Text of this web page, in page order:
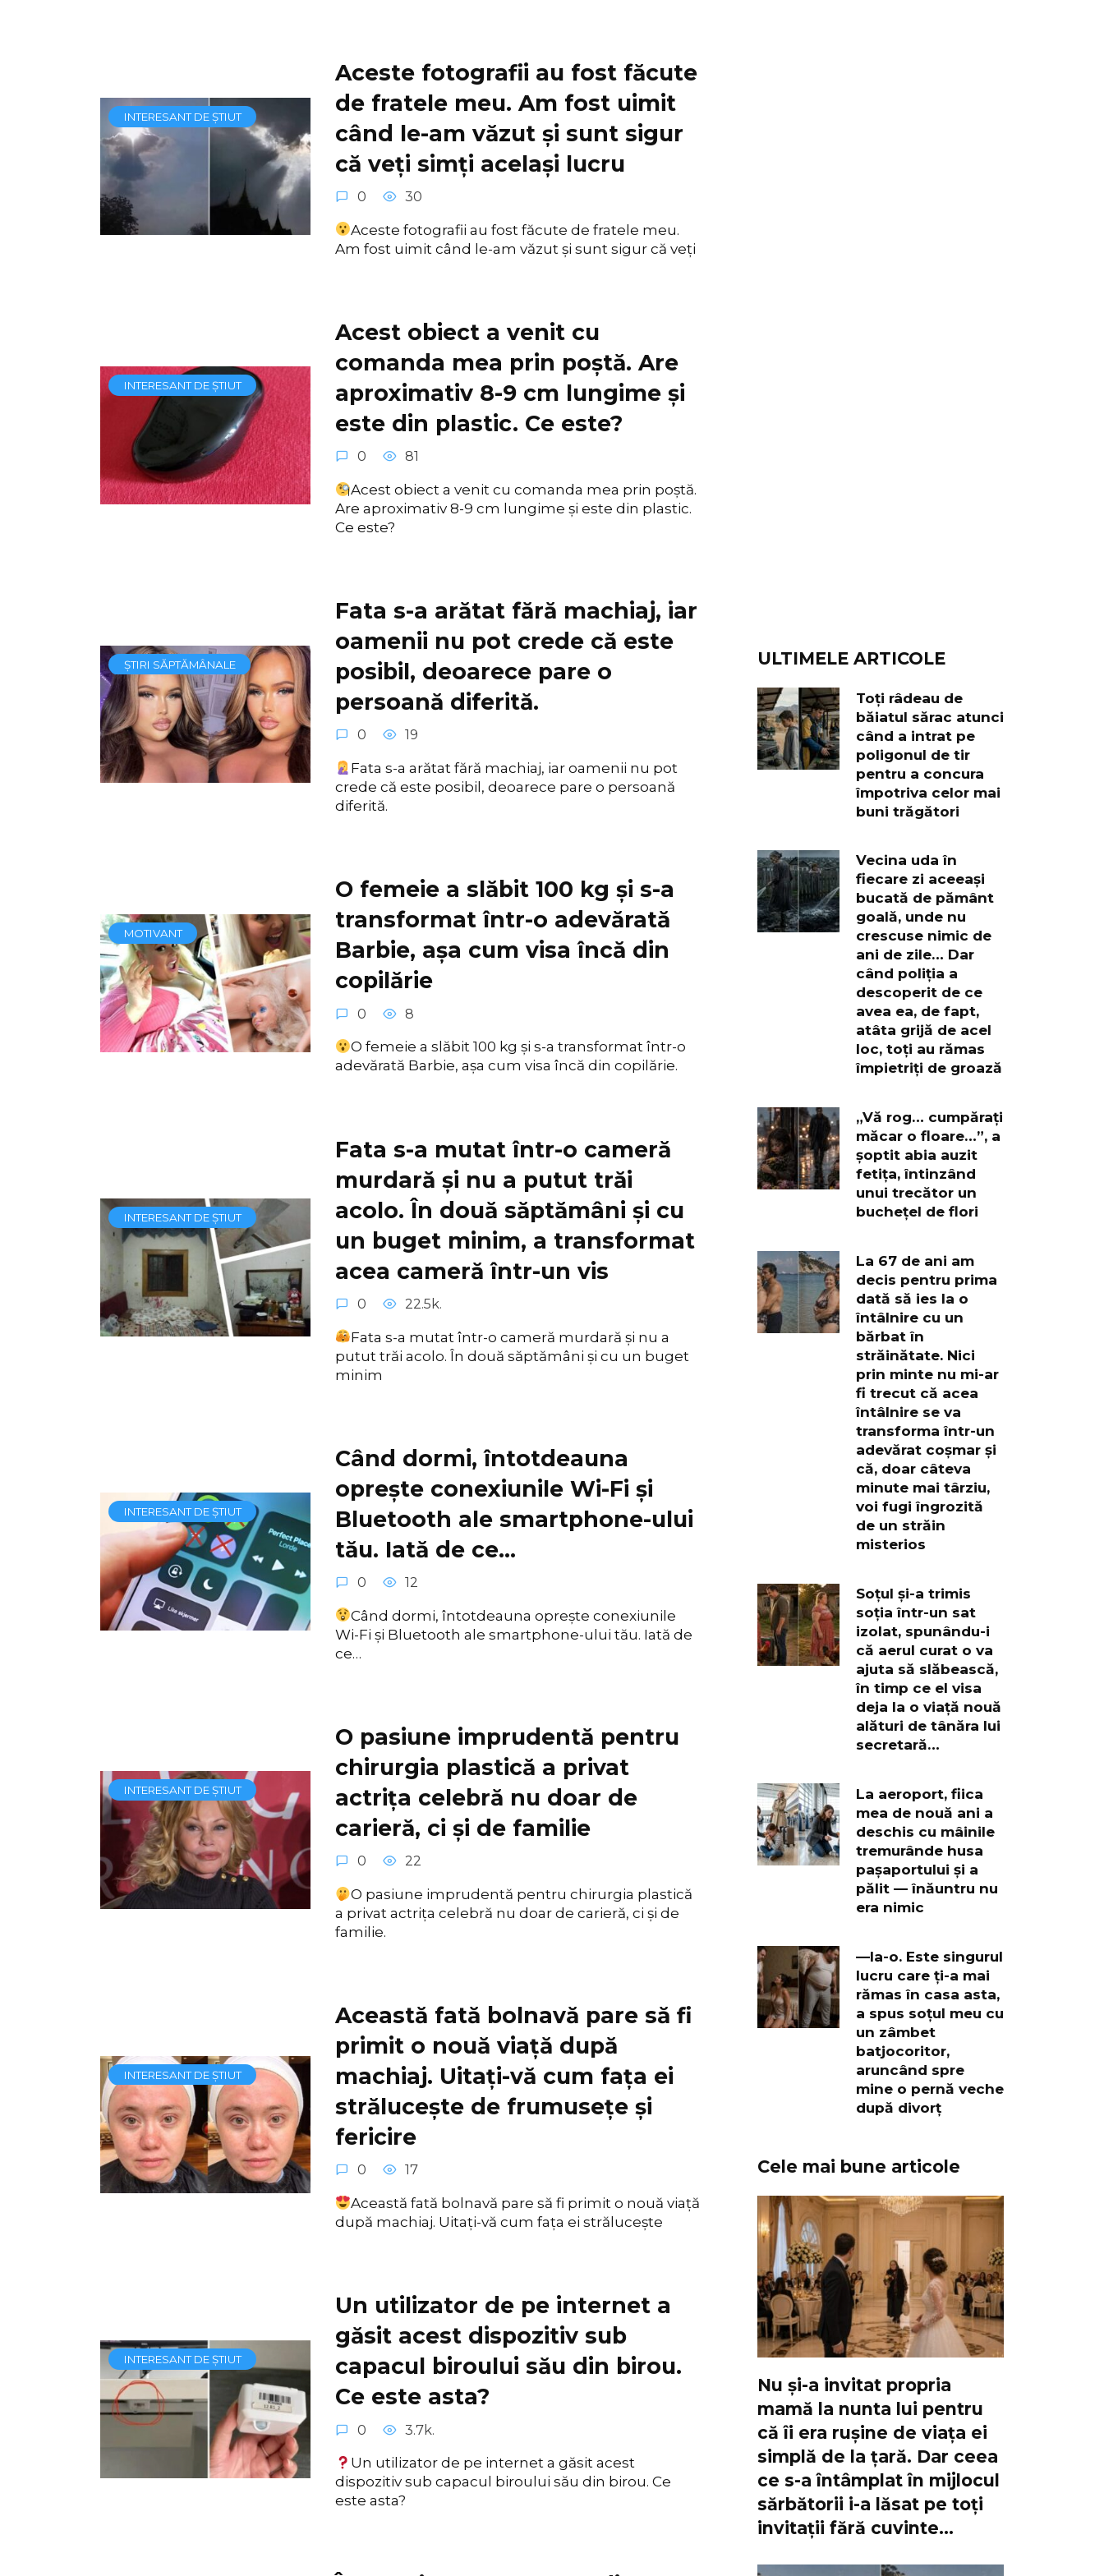
INTERESANT DE ȘTIUT
Aceste fotografii au fost făcute
de fratele meu. Am fost uimit
când le-am văzut și sunt sigur
că veți simți același lucru
0 30
Aceste fotografii au fost făcute de fratele meu.
Am fost uimit când le-am văzut și sunt sigur că veți
INTERESANT DE ȘTIUT
Acest obiect a venit cu
comanda mea prin poștă. Are
aproximativ 8-9 cm lungime și
este din plastic. Ce este?
0 81
Acest obiect a venit cu comanda mea prin poștă.
Are aproximativ 8-9 cm lungime și este din plastic.
Ce este?
ȘTIRI SĂPTĂMÂNALE
Fata s-a arătat fără machiaj, iar
oamenii nu pot crede că este
posibil, deoarece pare o
persoană diferită.
0 19
Fata s-a arătat fără machiaj, iar oamenii nu pot
crede că este posibil, deoarece pare o persoană
diferită.
MOTIVANT
O femeie a slăbit 100 kg și s-a
transformat într-o adevărată
Barbie, așa cum visa încă din
copilărie
0 8
O femeie a slăbit 100 kg și s-a transformat într-o
adevărată Barbie, așa cum visa încă din copilărie.
INTERESANT DE ȘTIUT
Fata s-a mutat într-o cameră
murdară și nu a putut trăi
acolo. În două săptămâni și cu
un buget minim, a transformat
acea cameră într-un vis
0 22.5k.
Fata s-a mutat într-o cameră murdară și nu a
putut trăi acolo. În două săptămâni și cu un buget
minim
INTERESANT DE ȘTIUT
Când dormi, întotdeauna
oprește conexiunile Wi-Fi și
Bluetooth ale smartphone-ului
tău. Iată de ce…
0 12
Când dormi, întotdeauna oprește conexiunile
Wi-Fi și Bluetooth ale smartphone-ului tău. Iată de
ce…
INTERESANT DE ȘTIUT
O pasiune imprudentă pentru
chirurgia plastică a privat
actrița celebră nu doar de
carieră, ci și de familie
0 22
O pasiune imprudentă pentru chirurgia plastică
a privat actrița celebră nu doar de carieră, ci și de
familie.
INTERESANT DE ȘTIUT
Această fată bolnavă pare să fi
primit o nouă viață după
machiaj. Uitați-vă cum fața ei
strălucește de frumusețe și
fericire
0 17
Această fată bolnavă pare să fi primit o nouă viață
după machiaj. Uitați-vă cum fața ei strălucește
INTERESANT DE ȘTIUT
Un utilizator de pe internet a
găsit acest dispozitiv sub
capacul biroului său din birou.
Ce este asta?
0 3.7k.
Un utilizator de pe internet a găsit acest
dispozitiv sub capacul biroului său din birou. Ce
este asta?
ULTIMELE ARTICOLE
Toți râdeau de
băiatul sărac atunci
când a intrat pe
poligonul de tir
pentru a concura
împotriva celor mai
buni trăgători
Vecina uda în
fiecare zi aceeași
bucată de pământ
goală, unde nu
crescuse nimic de
ani de zile… Dar
când poliția a
descoperit de ce
avea ea, de fapt,
atâta grijă de acel
loc, toți au rămas
împietriți de groază
„Vă rog… cumpărați
măcar o floare…”, a
șoptit abia auzit
fetița, întinzând
unui trecător un
buchețel de flori
La 67 de ani am
decis pentru prima
dată să ies la o
întâlnire cu un
bărbat în
străinătate. Nici
prin minte nu mi-ar
fi trecut că acea
întâlnire se va
transforma într-un
adevărat coșmar și
că, doar câteva
minute mai târziu,
voi fugi îngrozită
de un străin
misterios
Soțul și-a trimis
soția într-un sat
izolat, spunându-i
că aerul curat o va
ajuta să slăbească,
în timp ce el visa
deja la o viață nouă
alături de tânăra lui
secretară…
La aeroport, fiica
mea de nouă ani a
deschis cu mâinile
tremurânde husa
pașaportului și a
pălit — înăuntru nu
era nimic
—Ia-o. Este singurul
lucru care ți-a mai
rămas în casa asta,
a spus soțul meu cu
un zâmbet
batjocoritor,
aruncând spre
mine o pernă veche
după divorț
Cele mai bune articole
Nu și-a invitat propria
mamă la nunta lui pentru
că îi era rușine de viața ei
simplă de la țară. Dar ceea
ce s-a întâmplat în mijlocul
sărbătorii i-a lăsat pe toți
invitații fără cuvinte…